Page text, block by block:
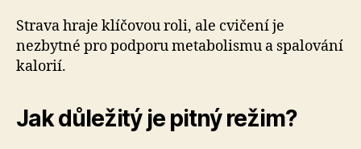
Strava hraje klíčovou roli, ale cvičení je
nezbytné pro podporu metabolismu a spalování
kalorií.
Jak důležitý je pitný režim?